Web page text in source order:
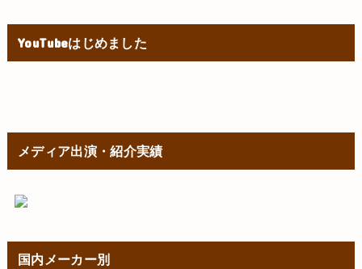
YouTubeはじめました
メディア出演・紹介実績
国内メーカー別